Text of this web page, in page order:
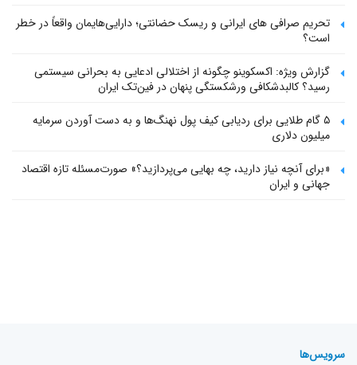
تحریم صرافی های ایرانی و ریسک حضانتی؛ دارایی‌هایمان واقعاً در خطر
است؟
گزارش ویژه: اکسکوینو چگونه از اختلالی ادعایی به بحرانی سیستمی
رسید؟ کالبدشکافی ورشکستگی پنهان در فین‌تک ایران
۵ گام طلایی برای ردیابی کیف پول‌ نهنگ‌ها و به دست آوردن سرمایه
میلیون دلاری
«برای آنچه نیاز دارید، چه بهایی می‌پردازید؟» صورت‌مسئله تازه اقتصاد
جهانی و ایران
سرویس‌ها